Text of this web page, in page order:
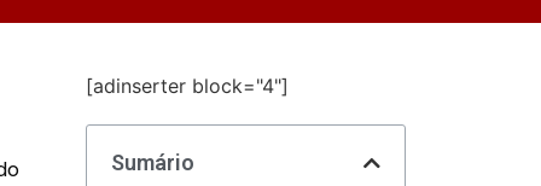
[adinserter block="4"]
Sumário